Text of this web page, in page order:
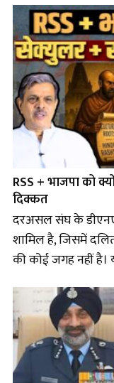
RSS + भाजपा को
दिक्कत
दरअसल संघ के डीएनए
शामिल है, जिसमें
की कोई जगह नहीं है।